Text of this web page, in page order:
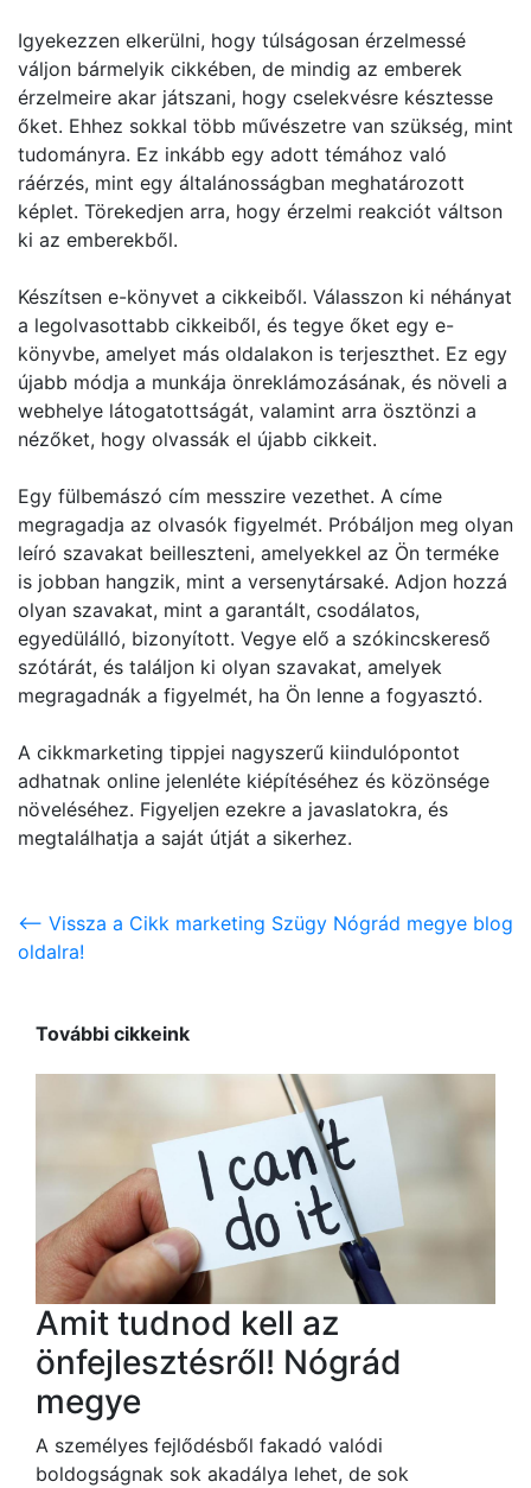
Igyekezzen elkerülni, hogy túlságosan érzelmessé
váljon bármelyik cikkében, de mindig az emberek
érzelmeire akar játszani, hogy cselekvésre késztesse
őket. Ehhez sokkal több művészetre van szükség, mint
tudományra. Ez inkább egy adott témához való
ráérzés, mint egy általánosságban meghatározott
képlet. Törekedjen arra, hogy érzelmi reakciót váltson
ki az emberekből.
Készítsen e-könyvet a cikkeiből. Válasszon ki néhányat
a legolvasottabb cikkeiből, és tegye őket egy e-
könyvbe, amelyet más oldalakon is terjeszthet. Ez egy
újabb módja a munkája önreklámozásának, és növeli a
webhelye látogatottságát, valamint arra ösztönzi a
nézőket, hogy olvassák el újabb cikkeit.
Egy fülbemászó cím messzire vezethet. A címe
megragadja az olvasók figyelmét. Próbáljon meg olyan
leíró szavakat beilleszteni, amelyekkel az Ön terméke
is jobban hangzik, mint a versenytársaké. Adjon hozzá
olyan szavakat, mint a garantált, csodálatos,
egyedülálló, bizonyított. Vegye elő a szókincskereső
szótárát, és találjon ki olyan szavakat, amelyek
megragadnák a figyelmét, ha Ön lenne a fogyasztó.
A cikkmarketing tippjei nagyszerű kiindulópontot
adhatnak online jelenléte kiépítéséhez és közönsége
növeléséhez. Figyeljen ezekre a javaslatokra, és
megtalálhatja a saját útját a sikerhez.
<-- Vissza a Cikk marketing Szügy Nógrád megye blog
oldalra!
További cikkeink
Amit tudnod kell az
önfejlesztésről! Nógrád
megye
A személyes fejlődésből fakadó valódi
boldogságnak sok akadálya lehet, de sok